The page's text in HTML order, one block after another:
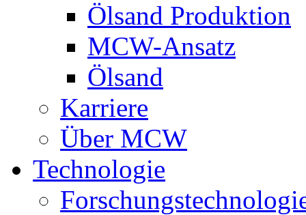
Ölsand Produktion
MCW-Ansatz
Ölsand
Karriere
Über MCW
Technologie